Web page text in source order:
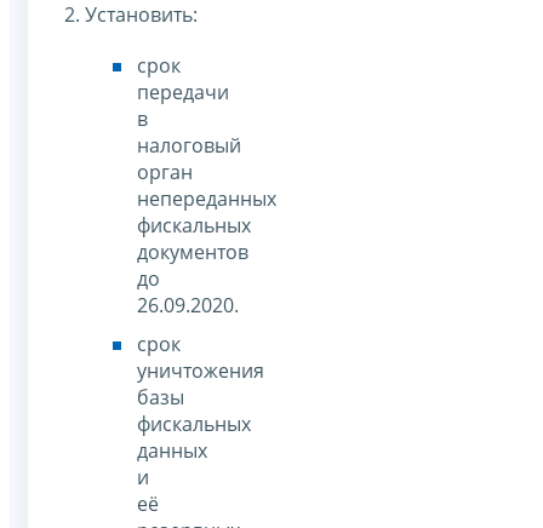
2. Установить:
срок
передачи
в
налоговый
орган
непереданных
фискальных
документов
до
26.09.2020.
срок
уничтожения
базы
фискальных
данных
и
её